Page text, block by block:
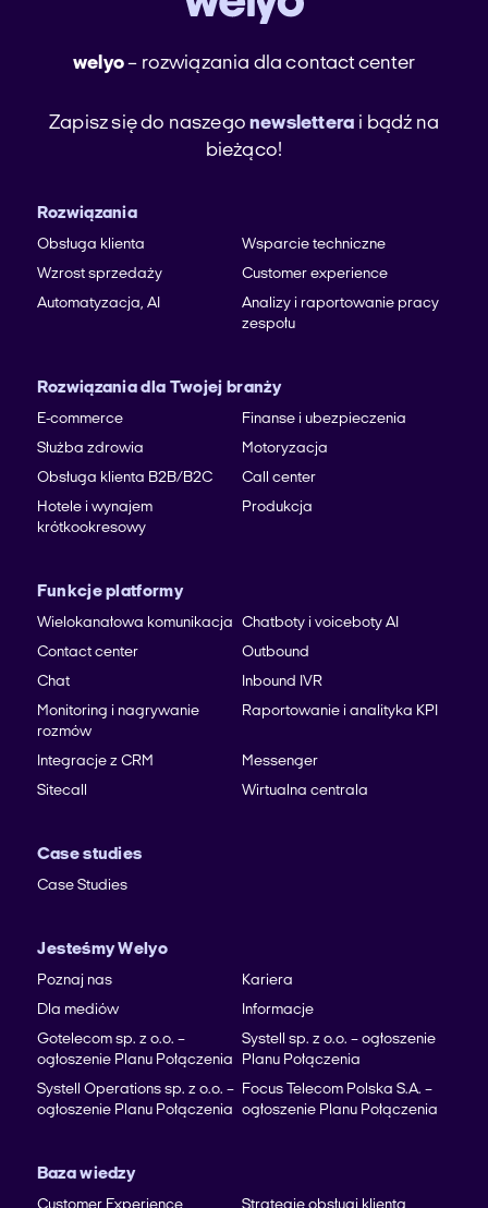
welyo– rozwiązania dla contact center
Zapisz się do naszegonewslettera i bądź na
bieżąco!
Rozwiązania
Obsługa klienta
Wsparcie techniczne
Wzrost sprzedaży
Customer experience
Automatyzacja, AI
Analizy i raportowanie pracy
zespołu
Rozwiązania dla Twojej branży
E-commerce
Finanse i ubezpieczenia
Służba zdrowia
Motoryzacja
Obsługa klienta B2B/B2C
Call center
Hotele i wynajem
krótkookresowy
Produkcja
Funkcje platformy
Wielokanałowa komunikacja Chatboty i voiceboty AI
Contact center
Outbound
Chat
Inbound IVR
Monitoring i nagrywanie
rozmów
Raportowanie i analityka KPI
Integracje z CRM
Messenger
Sitecall
Wirtualna centrala
Case studies
Case Studies
Jesteśmy Welyo
Poznaj nas
Kariera
Dla mediów
Informacje
Gotelecom sp. z o.o. –
ogłoszenie Planu Połączenia
Systell sp. z o.o. – ogłoszenie
Planu Połączenia
Systell Operations sp. z o.o. –
ogłoszenie Planu Połączenia
Focus Telecom Polska S.A. –
ogłoszenie Planu Połączenia
Baza wiedzy